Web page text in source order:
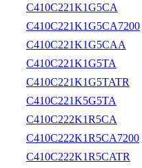
C410C221K1G5CA
C410C221K1G5CA7200
C410C221K1G5CAA
C410C221K1G5TA
C410C221K1G5TATR
C410C221K5G5TA
C410C222K1R5CA
C410C222K1R5CA7200
C410C222K1R5CATR